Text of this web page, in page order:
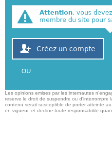
Attention, vous
membre du site pour
Créez un compte
OU
Les opinions emises par les internautes
reserve le droit de suspendre ou d'interrompre
contenu serait susceptible de porter atteinte
en vigueur, et decline toute responsabilite